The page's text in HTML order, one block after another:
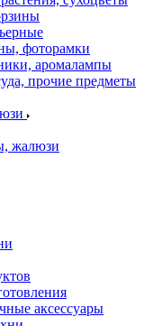
фоторамки
аромалампы
прочие предметы
жалюзи
аксессуары